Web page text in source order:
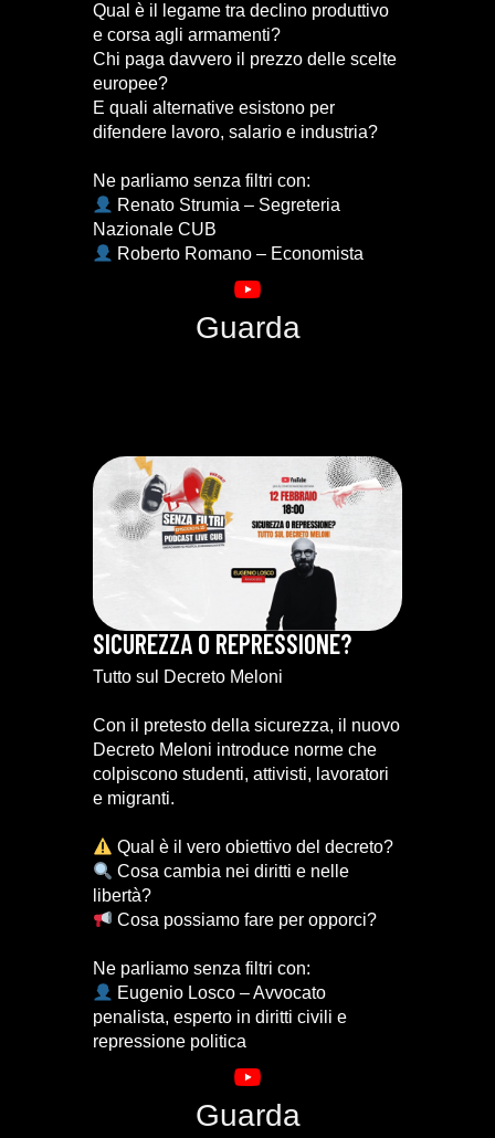
Qual è il legame tra declino produttivo
e corsa agli armamenti?
Chi paga davvero il prezzo delle scelte
europee?
E quali alternative esistono per
difendere lavoro, salario e industria?
Ne parliamo senza filtri con:
Renato Strumia – Segreteria
Nazionale CUB
Roberto Romano – Economista
Guarda
SICUREZZA O REPRESSIONE?
Tutto sul Decreto Meloni
Con il pretesto della sicurezza, il nuovo
Decreto Meloni introduce norme che
colpiscono studenti, attivisti, lavoratori
e migranti.
Qual è il vero obiettivo del decreto?
Cosa cambia nei diritti e nelle
libertà?
Cosa possiamo fare per opporci?
Ne parliamo senza filtri con:
Eugenio Losco – Avvocato
penalista, esperto in diritti civili e
repressione politica
Guarda